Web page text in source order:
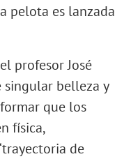
pelota es lanzada
profesor José
singular belleza y
que los
física,
de